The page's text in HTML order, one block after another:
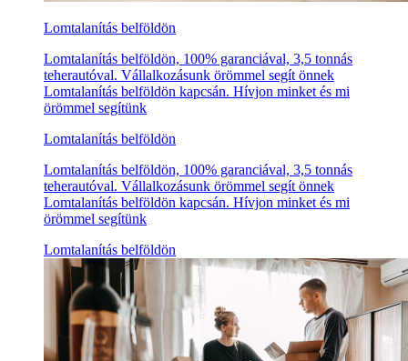
Lomtalanítás belföldön
Lomtalanítás belföldön, 100% garanciával, 3,5 tonnás
teherautóval. Vállalkozásunk örömmel segít önnek
Lomtalanítás belföldön kapcsán. Hívjon minket és mi
örömmel segítünk
Lomtalanítás belföldön
Lomtalanítás belföldön, 100% garanciával, 3,5 tonnás
teherautóval. Vállalkozásunk örömmel segít önnek
Lomtalanítás belföldön kapcsán. Hívjon minket és mi
örömmel segítünk
Lomtalanítás belföldön